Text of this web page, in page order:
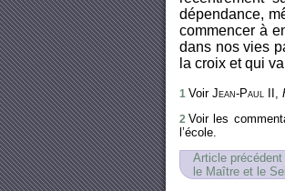
dépendance,
commencer à
dans nos vies
la croix et qui
1 Voir Jean-Paul
2 Voir les
l’école.
Article
le Maître et le